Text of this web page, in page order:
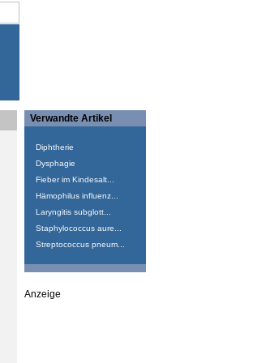
Verwandte Artikel
Diphtherie
Dysphagie
Fieber im Kindesalt...
Hämophilus influenz...
Laryngitis subglott...
Staphylococcus aure...
Streptococcus pneum...
Anzeige